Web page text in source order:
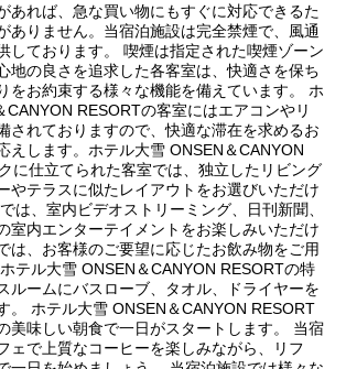
あれば、急な買い物にもすぐに対応できるた
ありません。当宿泊施設は完全禁煙で、風通
しております。 喫煙は指定された喫煙ゾーン
地の良さを追求した各客室は、快適さを保ち
をお約束する様々な機能を備えています。 ホ
CANYON RESORTの客室にはエアコンやリ
されておりますので、快適な滞在を求めるお
えします。ホテル大雪 ONSEN＆CANYON
に仕立てられた客室では、独立したリビング
やテラスに似たレイアウトをお選びいただけ
は、室内ビデオストリーミング、日刊新聞、
室内エンターテイメントをお楽しみいただけ
は、お客様のご要望に応じたお飲み物をご用
テル大雪 ONSEN＆CANYON RESORTの特
ルームにバスローブ、タオル、ドライヤーを
。 ホテル大雪 ONSEN＆CANYON RESORT
美味しい朝食で一日がスタートします。 当宿
ェで上質なコーヒーを楽しみながら、リフ